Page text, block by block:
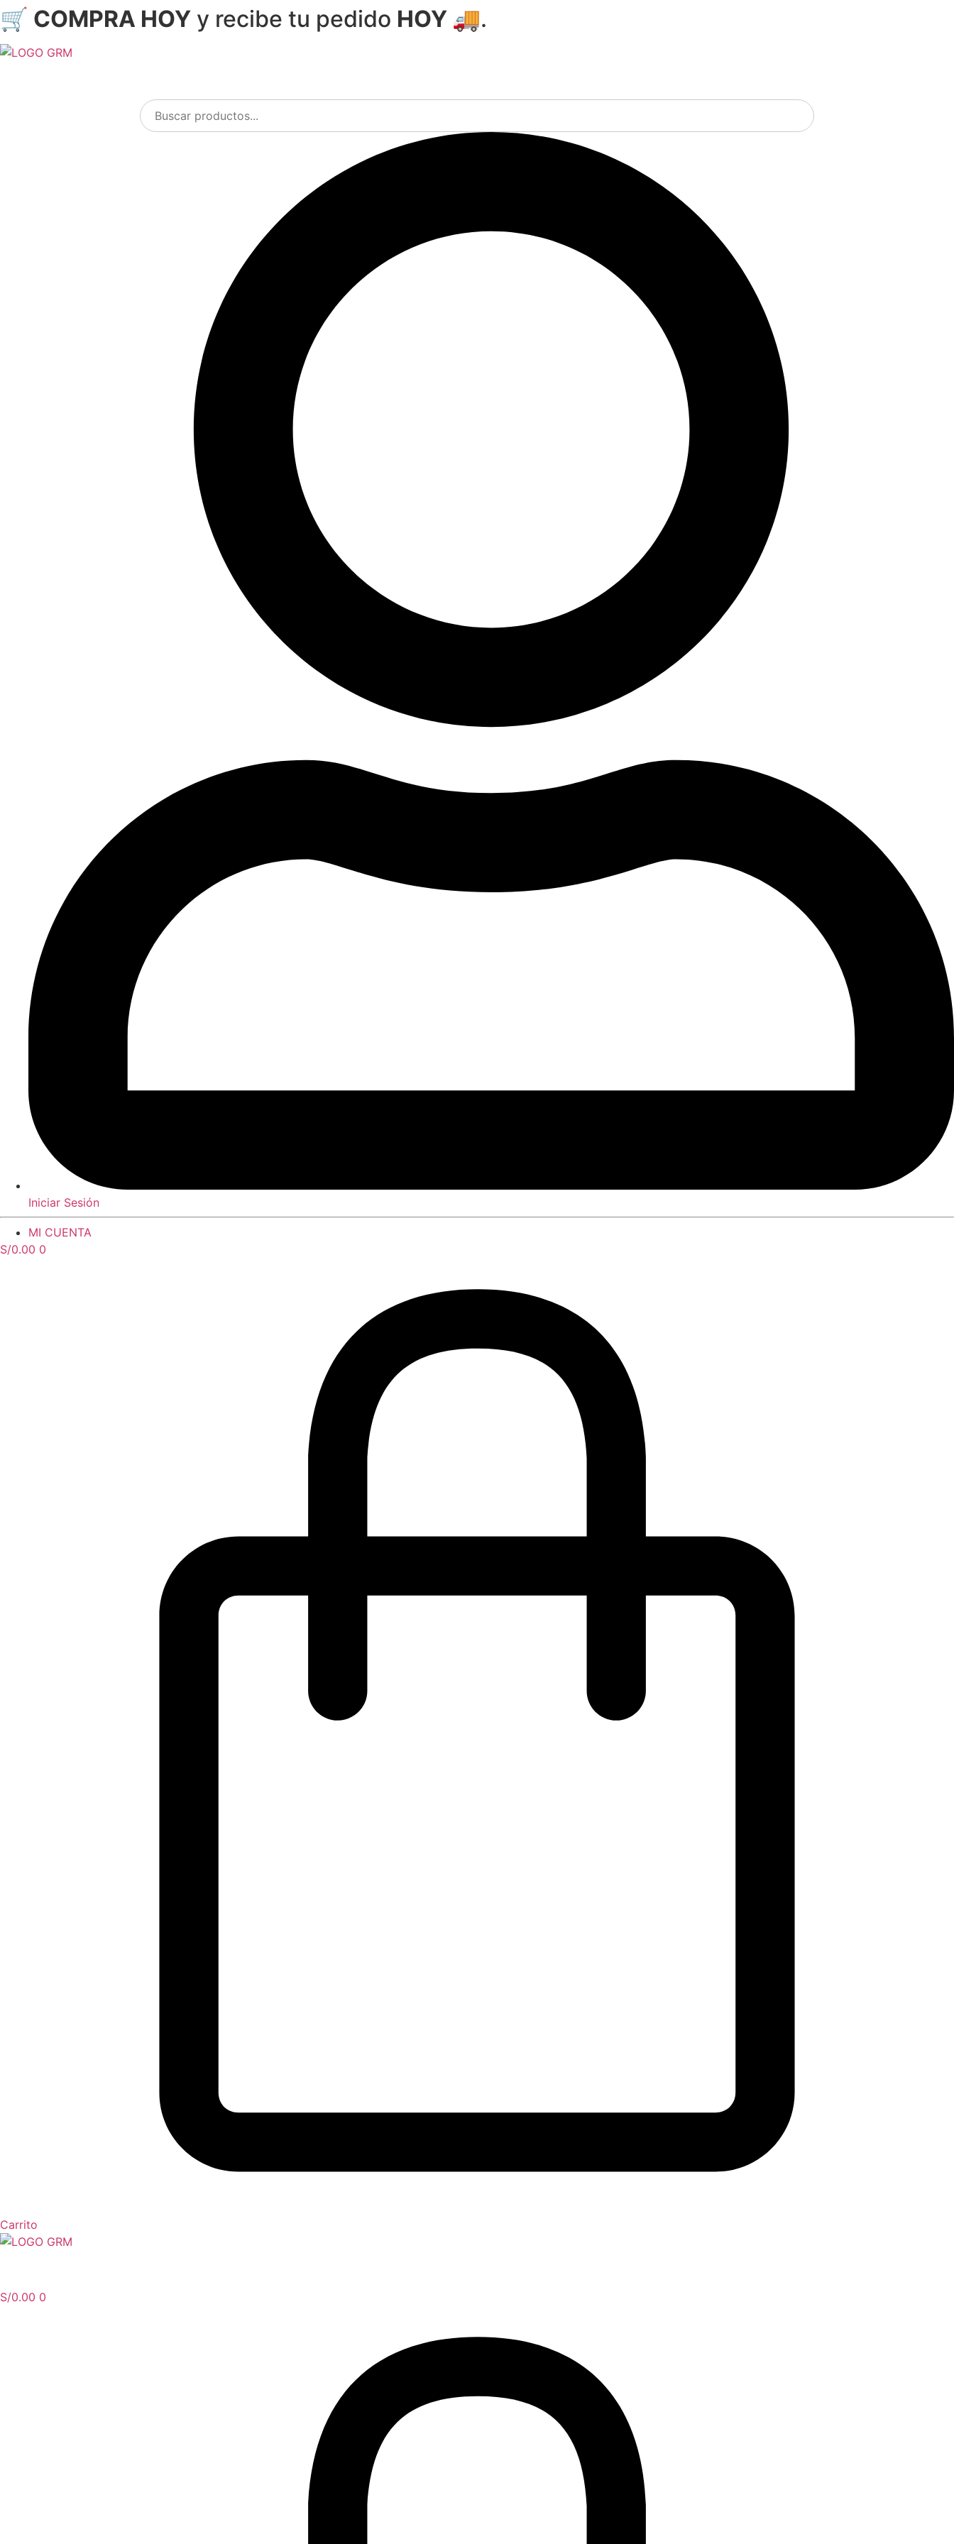
Ir
al
contenido
🛒 COMPRA HOY y recibe tu pedido HOY 🚚.
Iniciar Sesión
MI CUENTA
S/0.00 0
Carrito
S/0.00 0